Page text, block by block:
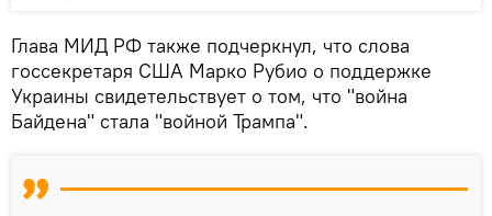
Глава МИД РФ также подчеркнул, что слова
госсекретаря США Марко Рубио о поддержке
Украины свидетельствует о том, что "война
Байдена" стала "войной Трампа".